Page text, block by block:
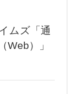
ムズ「通
Web）」